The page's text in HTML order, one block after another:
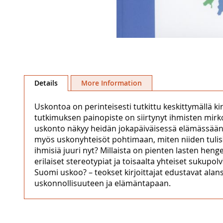
to
the
images
gallery
Details
Uskontoa on perinteisesti tutkittu keskittymällä
tutkimuksen painopiste on siirtynyt ihmisten
uskonto näkyy heidän jokapäiväisessä
myös uskonyhteisöt pohtimaan, miten niiden
ihmisiä juuri nyt? Millaista on pienten lasten
erilaiset stereotypiat ja toisaalta yhteiset
Suomi uskoo? – teokset kirjoittajat edustavat
uskonnollisuuteen ja elämäntapaan.
More Information